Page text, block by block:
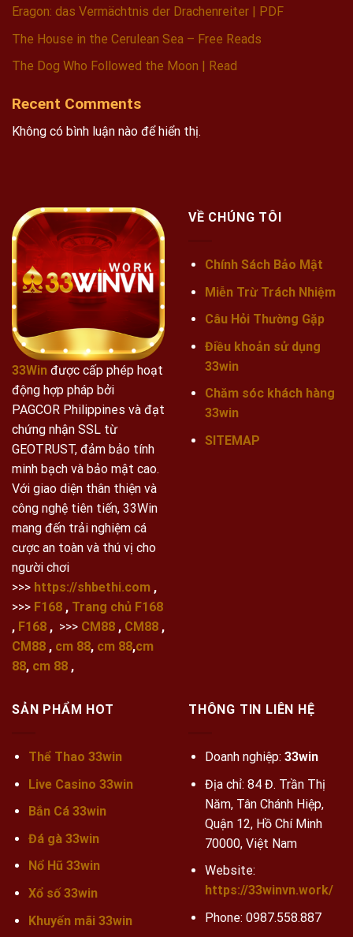
Eragon: das Vermächtnis der Drachenreiter | PDF
The House in the Cerulean Sea – Free Reads
The Dog Who Followed the Moon | Read
Recent Comments
Không có bình luận nào để hiển thị.
33Win được cấp phép hoạt
động hợp pháp bởi
PAGCOR Philippines và đạt
chứng nhận SSL từ
GEOTRUST, đảm bảo tính
minh bạch và bảo mật cao.
Với giao diện thân thiện và
công nghệ tiên tiến, 33Win
mang đến trải nghiệm cá
cược an toàn và thú vị cho
người chơi
>>> https://shbethi.com ,
>>> F168 , Trang chủ F168
, F168 , >>> CM88 , CM88 ,
CM88 , cm 88, cm 88,cm
88, cm 88 ,
VỀ CHÚNG TÔI
Chính Sách Bảo Mật
Miễn Trừ Trách Nhiệm
Câu Hỏi Thường Gặp
Điều khoản sử dụng
33win
Chăm sóc khách hàng
33win
SITEMAP
SẢN PHẨM HOT
Thể Thao 33win
Live Casino 33win
Bắn Cá 33win
Đá gà 33win
Nổ Hũ 33win
Xổ số 33win
Khuyến mãi33win
THÔNG TIN LIÊN HỆ
Doanh nghiệp: 33win
Địa chỉ: 84 Đ. Trần Thị
Năm, Tân Chánh Hiệp,
Quận 12, Hồ Chí Minh
70000, Việt Nam
Website:
https://33winvn.work/
Phone: 0987.558.887